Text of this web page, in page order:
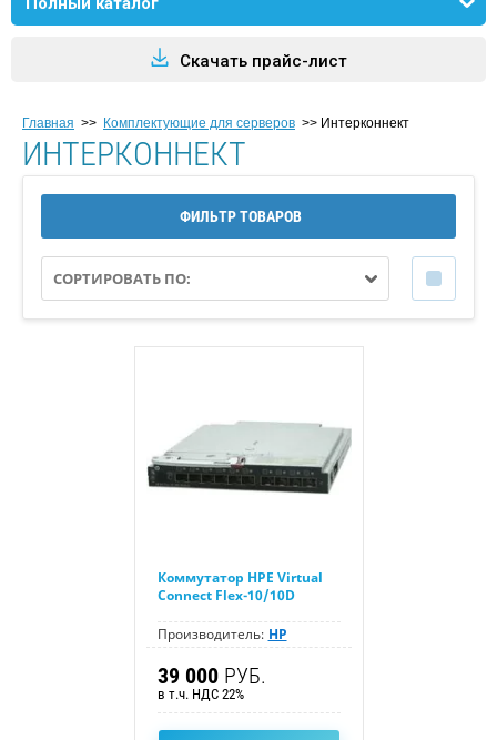
Скачать прайс-лист
Главная >> Комплектующие для серверов >> Интерконнект
ИНТЕРКОННЕКТ
ФИЛЬТР ТОВАРОВ
СОРТИРОВАТЬ ПО:
Коммутатор HPE Virtual
Connect Flex-10/10D
Производитель: HP
39 000РУБ.
в т.ч. НДС 22%